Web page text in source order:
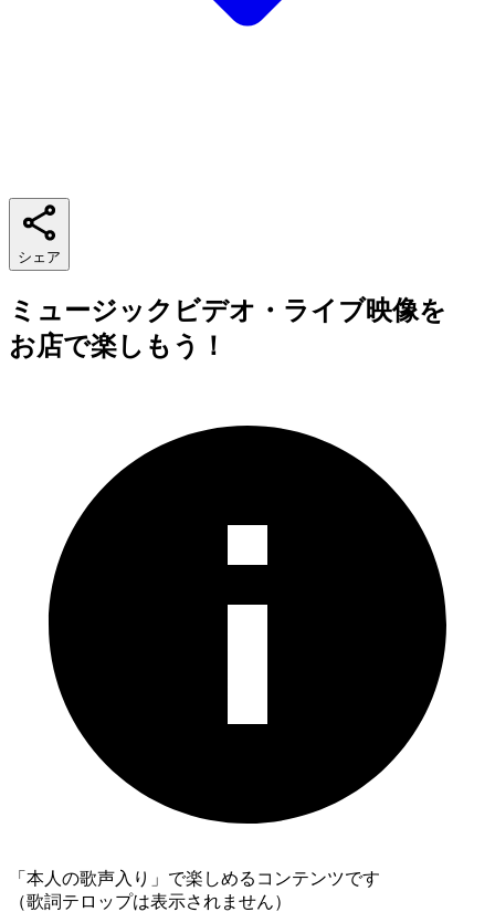
シェア
ミュージックビデオ・ライブ映像を
お店で楽しもう！
「本人の歌声入り」で楽しめるコンテンツです
（歌詞テロップは表示されません）